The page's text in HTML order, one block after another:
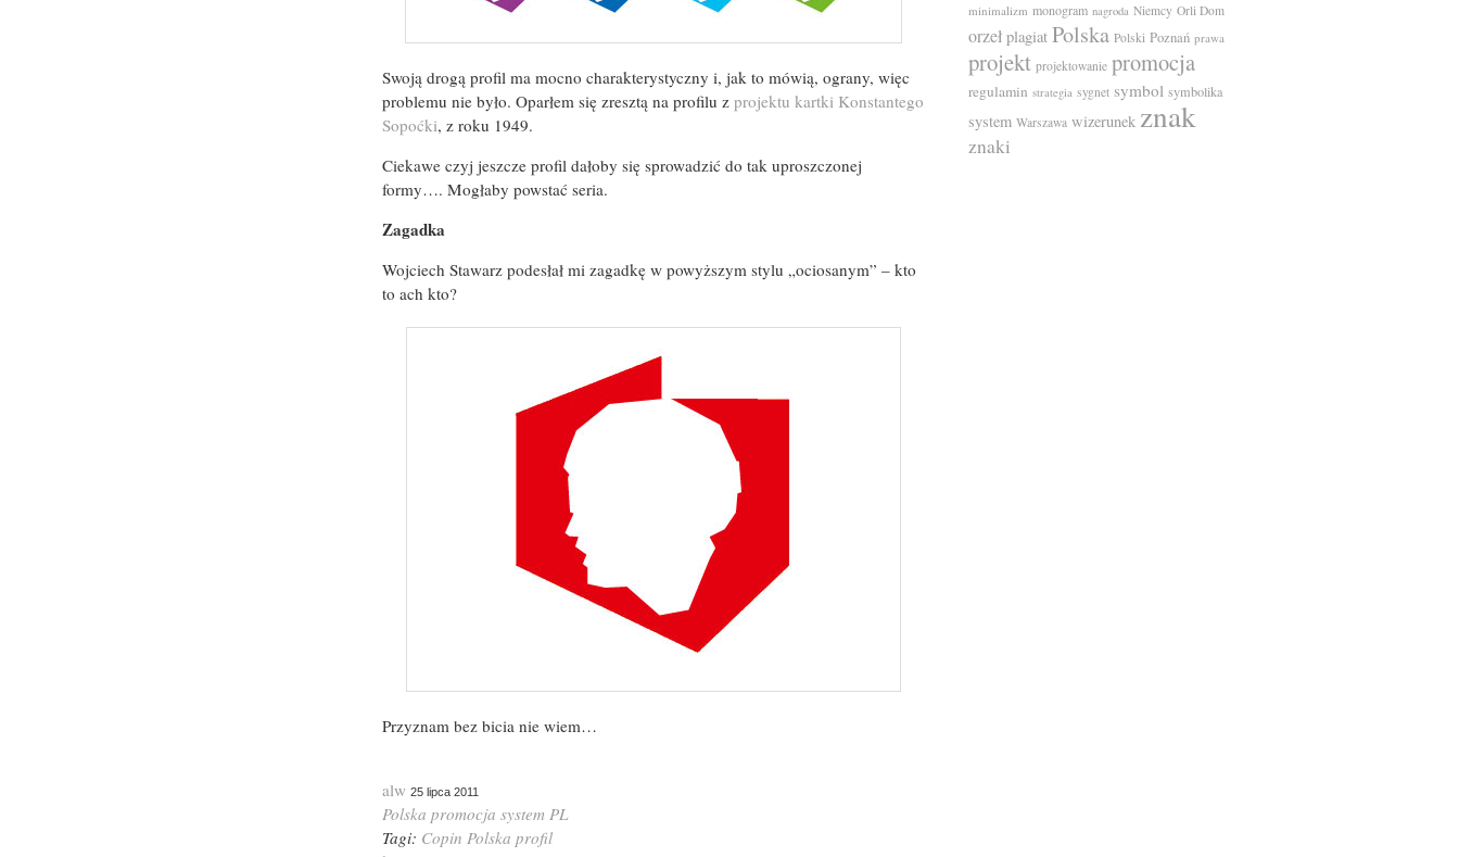
Swoją drogą profil ma mocno charakterystyczny i, jak to mówią, ograny, więc
problemu nie było. Oparłem się zresztą na profilu z projektu kartki Konstantego
Sopoćki, z roku 1949.
Ciekawe czyj jeszcze profil dałoby się sprowadzić do tak uproszczonej
formy…. Mogłaby powstać seria.
Zagadka
Wojciech Stawarz podesłał mi zagadkę w powyższym stylu „ociosanym” – kto
to ach kto?
Przyznam bez bicia nie wiem…
alw 25 lipca 2011
Polska promocja system PL
Tagi: Copin Polska profil
minimalizm monogram nagroda Niemcy Orli Dom
orzeł plagiat Polska Polski Poznań prawa
projekt projektowanie promocja
regulamin strategia sygnet symbol symbolika
system Warszawa wizerunek znak
znaki